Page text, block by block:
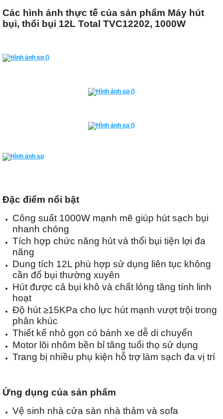
Các hình ảnh thực tế của sản phẩm Máy hút
bụi, thổi bụi 12L Total TVC12202, 1000W
Đặc điểm nổi bật
Công suất 1000W mạnh mẽ giúp hút sạch bụi
nhanh chóng
Tích hợp chức năng hút và thổi bụi tiện lợi đa
năng
Dung tích 12L phù hợp sử dụng liên tục không
cần đổ bụi thường xuyên
Hút được cả bụi khô và chất lỏng tăng tính linh
hoạt
Độ hút ≥15KPa cho lực hút mạnh vượt trội trong
phân khúc
Thiết kế nhỏ gọn có bánh xe dễ di chuyển
Motor lõi nhôm bền bỉ tăng tuổi thọ sử dụng
Trang bị nhiều phụ kiện hỗ trợ làm sạch đa vị trí
Ứng dụng của sản phẩm
Vệ sinh nhà cửa sàn nhà thảm và sofa